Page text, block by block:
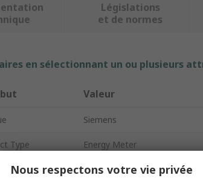
Législations
et de normes
en sélectionnant un ou plusieurs
Valeur
Siemens
Type Energy Meter
7KM PAC2200
Nous respectons votre vie privée